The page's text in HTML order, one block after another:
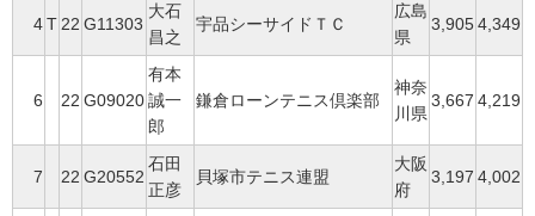
4T 22 G11303
大石
昌之
宇品シーサイドＴＣ
広島
県
3,9054,349
6 22 G09020
有本
誠一
郎
鎌倉ローンテニス倶楽部
神奈
川県
3,667 4,219
7 22 G20552
石田
正彦
貝塚市テニス連盟
大阪
府
3,197 4,002